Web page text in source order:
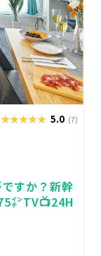
★★★★★
★★★★★ 5.0 (7)
すか？新幹
㌅TV📺24H